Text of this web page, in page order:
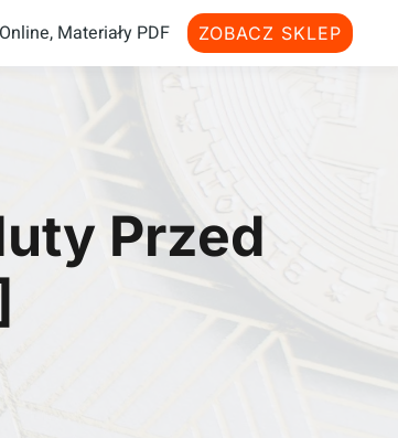
Materiały PDF ZOBACZ SKLEP
Przed